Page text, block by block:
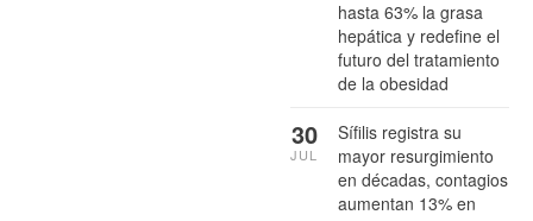
hasta 63% la grasa
hepática y redefine el
futuro del tratamiento
de la obesidad
Sífilis registra su
mayor resurgimiento
en décadas, contagios
aumentan 13% en
30
JUL